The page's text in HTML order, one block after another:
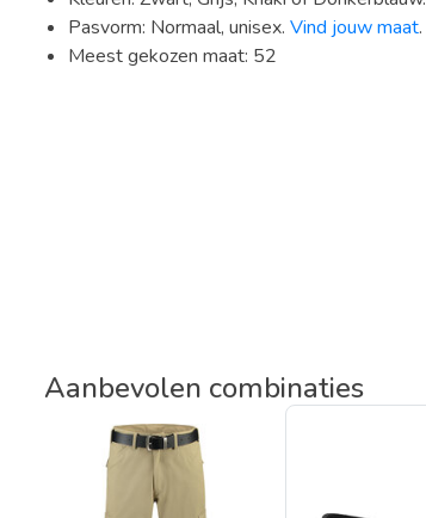
Pasvorm: Normaal, unisex. Vind jouw maat.
Meest gekozen maat: 52
Aanbevolen combinaties